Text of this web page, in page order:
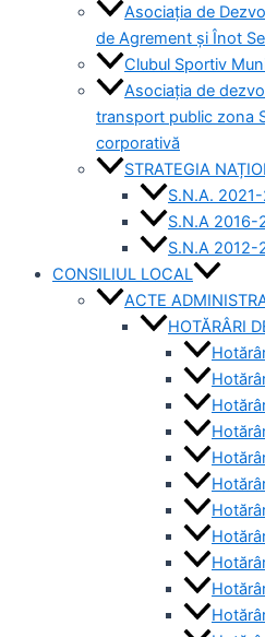
Asociația de
de Agrement și Înot
Clubul Sportiv
Asociația de
transport public zona
corporativă
STRATEGIA
S.N.A.
S.N.A 2016-
S.N.A 2012-
CONSILIUL LOCAL
ACTE
HOTĂRÂRI